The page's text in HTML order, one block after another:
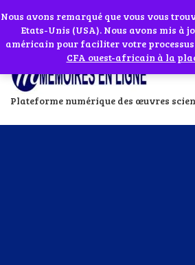
Abonnes toi à notre chaîne WhatsApp en cliquant sur
Plateforme numérique des œuvres
Si vous avez besoin d'assistance
+229 01 95 33 60 26
Nous avons remarqué que vous vous
Etats-Unis (USA). Nous avons mis à
américain pour faciliter votre
CFA ouest-africain à la